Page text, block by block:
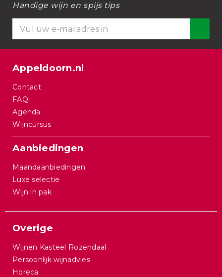
Handige wijn en spijs tips
Appeldoorn.nl
Contact
FAQ
Agenda
Wijncursus
Aanbiedingen
Maandaanbiedingen
Luxe selectie
Wijn in pak
Overige
Wijnen Kasteel Rozendaal
Persoonlijk wijnadvies
Horeca